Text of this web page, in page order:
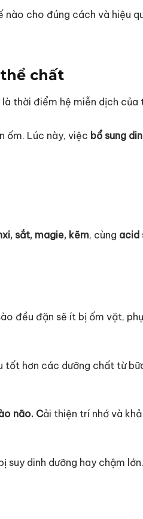
nào cho đúng cách và hiệu
chất
thời điểm hệ miễn dịch
ốm. Lúc này, việc bổ sung
sắt, magie, kẽm, cùng acid
đều đặn sẽ ít bị ốm vặt,
hơn các dưỡng chất từ
não. Cải thiện trí nhớ và
suy dinh dưỡng hay chậm lớn.